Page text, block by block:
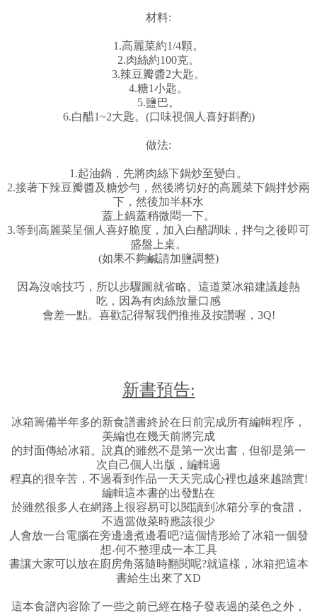
材料:
1.高麗菜約1/4顆。
2.肉絲約100克。
3.辣豆瓣醬2大匙。
4.糖1小匙。
5.鹽巴。
6.白醋1~2大匙。(口味視個人喜好斟酌)
做法:
1.起油鍋，先將肉絲下鍋炒至變白。
2.接著下辣豆瓣醬及糖炒勻，然後將切好的高麗菜下鍋拌炒兩
下，然後加半杯水
蓋上鍋蓋稍微悶一下。
3.等到高麗菜呈個人喜好脆度，加入白醋調味，拌勻之後即可
盛盤上桌。
(如果不夠鹹請加鹽調整)
因為沒啥技巧，所以步驟圖就省略。這道菜冰箱建議趁熱
吃，因為有肉絲放量口感
會差一點。喜歡記得幫我們推推及按讚喔，3Q!
新書預告:
冰箱籌備半年多的新食譜書終於在日前完成所有編輯程序，
美編也在幾天前將完成
的封面傳給冰箱。說真的雖然不是第一次出書，但卻是第一
次自己個人出版，編輯過
程真的很辛苦，不過看到作品一天天完成心裡也越來越踏實!
編輯這本書的出發點在
於雖然很多人在網路上很容易可以閱讀到冰箱分享的食譜，
不過當做菜時應該很少
人會放一台電腦在旁邊邊煮邊看吧?這個情形給了冰箱一個發
想-何不整理成一本工具
書讓大家可以放在廚房角落隨時翻閱呢?就這樣，冰箱把這本
書給生出來了XD
這本食譜內容除了一些之前已經在格子發表過的菜色之外，